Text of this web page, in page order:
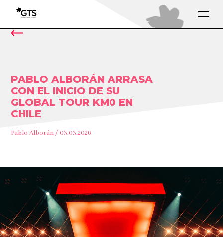
PABLO ALBORÁN ARRASA
CON EL INICIO DE SU
GLOBAL TOUR KM0 EN
CHILE
Pablo Alborán / 03.03.2026